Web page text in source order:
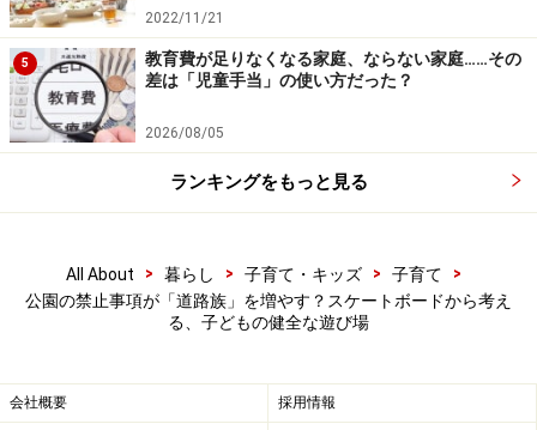
遊ぶ場所がない！ 禁止事項と不審者の多い
公園が「道路族」を増やす？
近年では、住民の迷惑を顧みずに路上で遊んだり、騒い
だりすることをくり返す子どもたちとその保護者たちを
に公開されている「
道路族マップ 」ではトラブルの情報
夜遅くまでの大騒ぎ、敷地内への侵入、自動車などの損
傷など、日常的に行われる道路族の迷惑行為が原因によ
った人の体験談は、枚挙にいとまがありません。
2022/11/21
5
教育費が足りなくなる家庭、ならない家庭……その
差は「児童手当」の使い方だった？
2026/08/05
ランキングをもっと見る
All About > 暮らし > 子育て・キッズ > 子育て
>
公園の禁止事項が「道路族」を増やす？スケートボードから考え
る、子どもの健全な遊び場
会社概要 採用情報